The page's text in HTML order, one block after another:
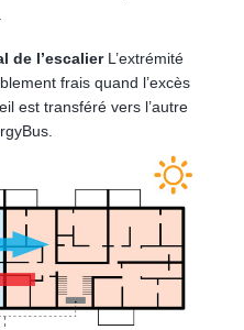
de l’escalierL’extrémité
frais quand l’excès
est transféré vers l’autre